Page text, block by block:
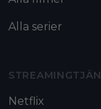
Alla serier
Netflix